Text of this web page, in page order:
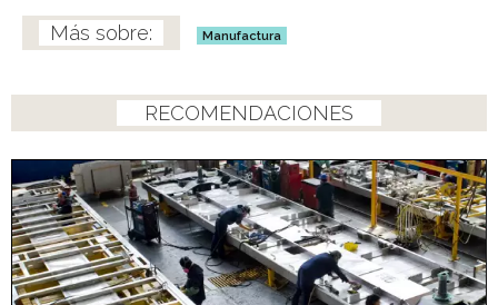
Manufactura
RECOMENDACIONES